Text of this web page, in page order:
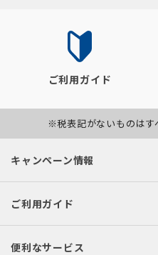
ご利用ガイド
※税表記がないものはす
キャンペーン情報
ご利用ガイド
便利なサービス